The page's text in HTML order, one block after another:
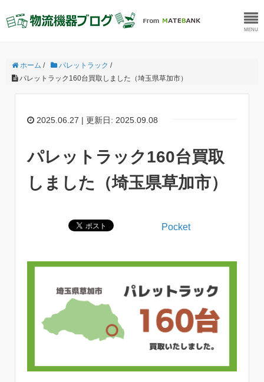
MENU
ホーム / パレットラック /
パレットラック160台買取しました（埼玉県草加市）
2025.06.27 | 更新日: 2025.09.08
パレットラック160台買取
しました（埼玉県草加市）
Pocket